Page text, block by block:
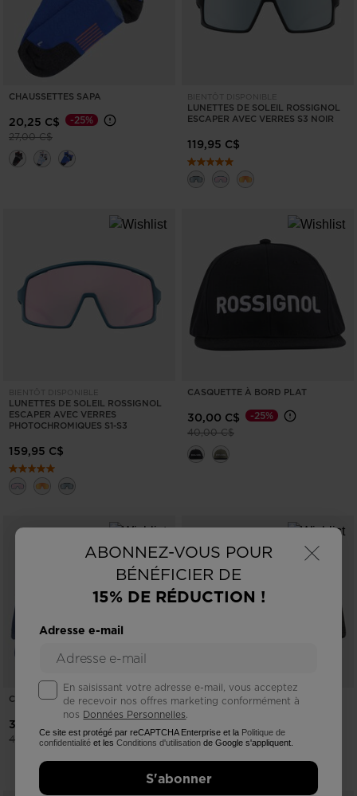
×
ABONNEZ-VOUS POUR
BÉNÉFICIER DE
15% DE RÉDUCTION !
Adresse e-mail
En saisissant votre adresse e-mail, vous acceptez
de recevoir nos offres marketing conformément à
nos Données Personnelles.
Ce site est protégé par reCAPTCHA Enterprise et la Politique de
confidentialité et lesConditions d'utilisation de Google s'appliquent.
S'abonner
CHAUSSETTES SAPA
20,25 C$
Prix réduit de
27,00 C$à
-25%
BIENTÔT DISPONIBLE
LUNETTES DE SOLEIL ROSSIGNOL
ESCAPER AVEC VERRES S3 NOIR
119,95 C$
BIENTÔT DISPONIBLE
LUNETTES DE SOLEIL ROSSIGNOL
ESCAPER AVEC VERRES
PHOTOCHROMIQUES S1-S3
159,95 C$
CASQUETTE À BORD PLAT
30,00 C$
Prix réduit de
40,00 C$à
-25%
CASQUETTE ACTIVE
30,00 C$
Prix réduit de
40,00 C$à
-25%
CASQUETTE TRUCKER
Prix réduit de
40,50 C$à